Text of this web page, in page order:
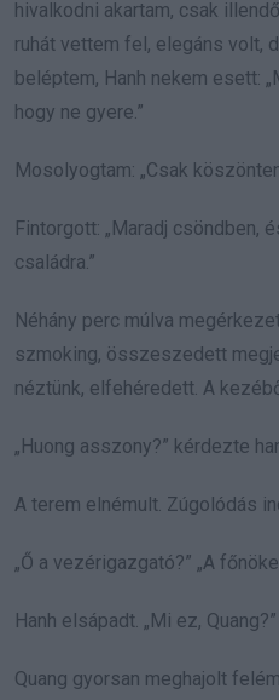
hivalkodni akartam, csak
ruhát vettem fel, elegáns volt,
beléptem, Hanh nekem esett:
hogy ne gyere.”
Mosolyogtam: „Csak
Fintorgott: „Maradj csöndben,
családra.”
Néhány perc múlva
szmoking, összeszedett
néztünk, elfehéredett. A
„Huong asszony?” kérdezte
A terem elnémult. Zúgolódás
„Ő a vezérigazgató?” „A
Hanh elsápadt. „Mi ez, Quang?”
Quang gyorsan meghajolt